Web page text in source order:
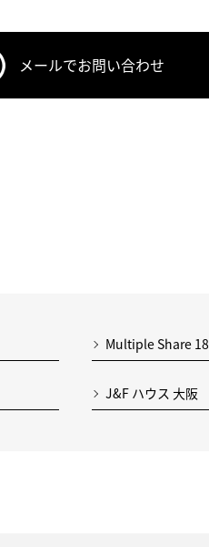
メールでお問い合わせ
Multiple Share
J&F ハウス 大阪